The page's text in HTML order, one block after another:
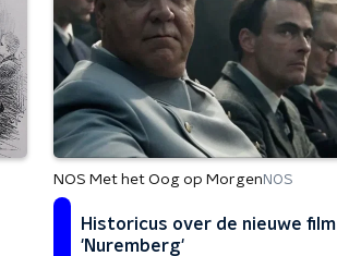
NOS Met het Oog op Morgen NOS
Historicus over de nieuwe film
'Nuremberg'